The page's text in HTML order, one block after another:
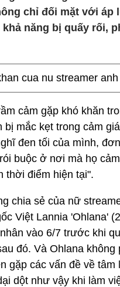
chỉ đối mặt với áp
năng bị quấy rối,
cảm gặp khó khăn
bị mắc kẹt trong cảm
đen tối của mình,
buộc ở nơi mà họ
thời điểm hiện tại".
chia sẻ của nữ
Việt Lannia 'Ohlana'
vào 6/7 trước khi
đó. Và Ohlana không
gặp các vấn đề về tâm
dột như vậy khi làm